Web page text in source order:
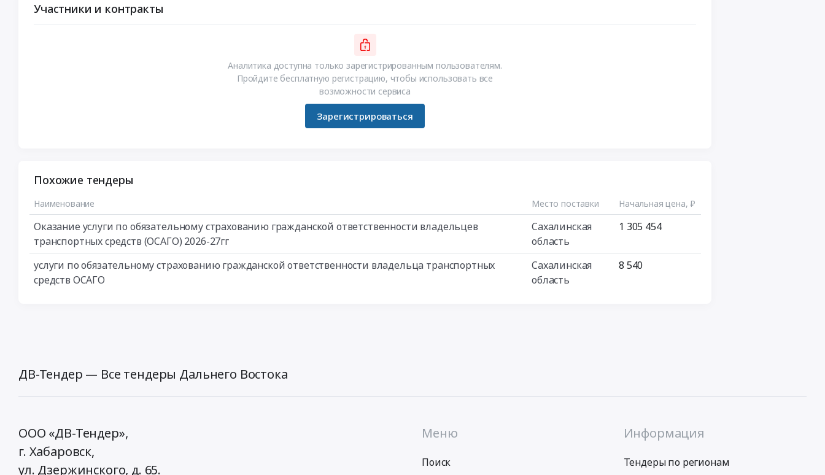
Участники и контракты
Аналитика доступна только зарегистрированным пользователям.
Пройдите бесплатную регистрацию, чтобы использовать все
возможности сервиса
Зарегистрироваться
Похожие тендеры
Наименование Место поставки Начальная цена, ₽
Оказание услуги по обязательному страхованию гражданской ответственности владельцев
транспортных средств (ОСАГО) 2026-27гг
Сахалинская
область
1 305 454
услуги по обязательному страхованию гражданской ответственности владельца транспортных
средств ОСАГО
Сахалинская
область
8 540
ДВ-Тендер — Все тендеры Дальнего Востока
ООО «ДВ-Тендер»,
г. Хабаровск,
ул. Дзержинского, д. 65.
Меню
Поиск
Информация
Тендеры по регионам